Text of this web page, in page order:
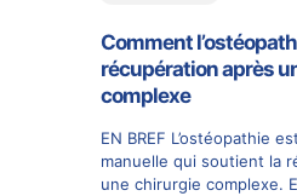
Comment
récupération après
complexe
EN BREF L’ostéopathie
manuelle qui soutient la
une chirurgie complexe.